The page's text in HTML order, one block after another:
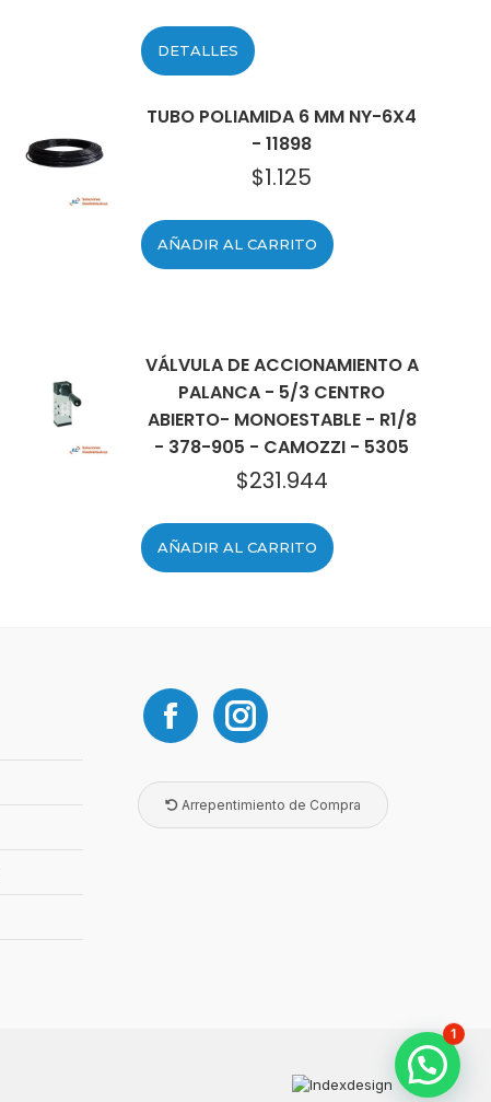
DETALLES
TUBO POLIAMIDA 6 MM NY-6X4
- 11898
$1.125
AÑADIR AL CARRITO
VÁLVULA DE ACCIONAMIENTO A
PALANCA - 5/3 CENTRO
ABIERTO- MONOESTABLE - R1/8
- 378-905 - CAMOZZI - 5305
$231.944
AÑADIR AL CARRITO
Arrepentimiento de Compra
1